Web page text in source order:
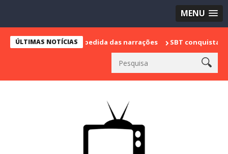
MENU
ÚLTIMAS NOTÍCIAS
sua despedida das narrações SBT conquista a vice